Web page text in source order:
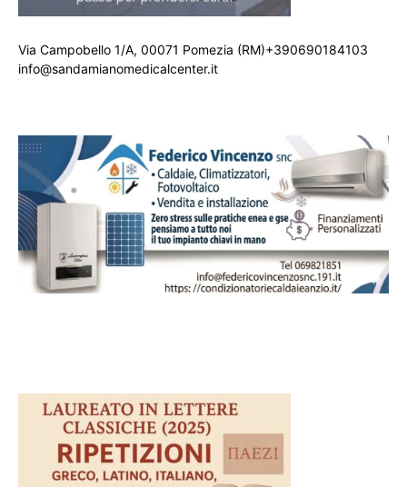
Via Campobello 1/A, 00071 Pomezia (RM)+390690184103
info@sandamianomedicalcenter.it